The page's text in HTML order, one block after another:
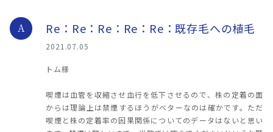
A Re：Re：Re：Re：Re：既存毛への植毛
2021.07.05
トム様
喫煙は血管を収縮させ血行を低下させるので、株の定着の面
からは理論上は禁煙するほうがベターなのは確かです。ただ
喫煙と株の定着率の因果関係についてのデータはないと思い